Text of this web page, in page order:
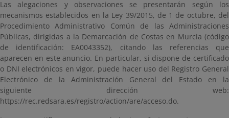
Las alegaciones y observaciones se presentarán según los
mecanismos establecidos en la Ley 39/2015, de 1 de octubre, del
Procedimiento Administrativo Común de las Administraciones
Públicas, dirigidas a la Demarcación de Costas en Murcia (código
de identificación: EA0043352), citando las referencias que
aparecen en este anuncio. En particular, si dispone de certificado
o DNI electrónicos en vigor, puede hacer uso del Registro General
Electrónico de la Administración General del Estado en la
siguiente dirección web:
https://rec.redsara.es/registro/action/are/acceso.do.